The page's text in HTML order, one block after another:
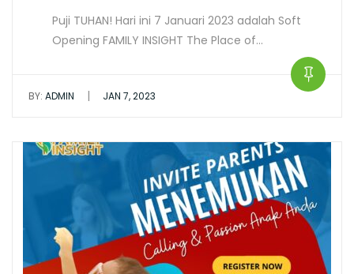
Puji TUHAN! Hari ini 7 Januari 2023 adalah Soft
Opening FAMILY INSIGHT The Place of…
BY: ADMIN | JAN 7, 2023